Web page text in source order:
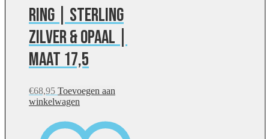
Ring | Sterling
zilver & opaal |
maat 17,5
€68,95 Toevoegen aan
winkelwagen